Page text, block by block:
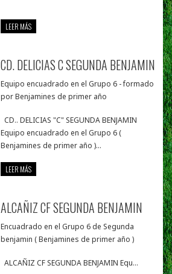
LEER MÁS
CD. DELICIAS C SEGUNDA BENJAMIN
Equipo encuadrado en el Grupo 6 - formado
por Benjamines de primer año
CD.. DELICIAS "C" SEGUNDA BENJAMIN
Equipo encuadrado en el Grupo 6 (
Benjamines de primer año )...
LEER MÁS
ALCAÑIZ CF SEGUNDA BENJAMIN
Encuadrado en el Grupo 6 de Segunda
benjamin ( Benjamines de primer año )
ALCAÑIZ CF SEGUNDA BENJAMIN Equ...